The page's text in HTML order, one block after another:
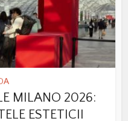
MILANO 2026:
ESTETICII